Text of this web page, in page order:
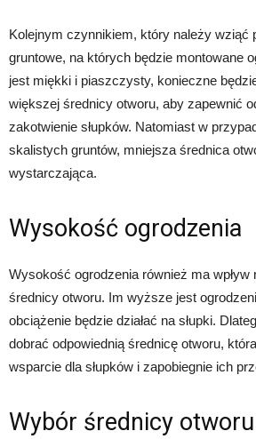
Kolejnym czynnikiem, który należy wziąć
gruntowe, na których będzie montowane
jest miękki i piaszczysty, konieczne
większej średnicy otworu, aby zapewnić
zakotwienie słupków. Natomiast w
skalistych gruntów, mniejsza średnica
wystarczająca.
Wysokość ogrodzenia
Wysokość ogrodzenia również ma wpływ
średnicy otworu. Im wyższe jest
obciążenie będzie działać na słupki.
dobrać odpowiednią średnicę otworu,
wsparcie dla słupków i zapobiegnie ich
Wybór średnicy otworu